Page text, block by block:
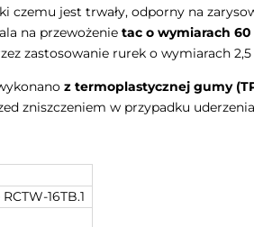
czemu jest trwały, odporny na
na przewożenie tac o wymiarach
zastosowanie rurek o wymiarach 2,5
z termoplastycznej gumy
zniszczeniem w przypadku
16TB.1